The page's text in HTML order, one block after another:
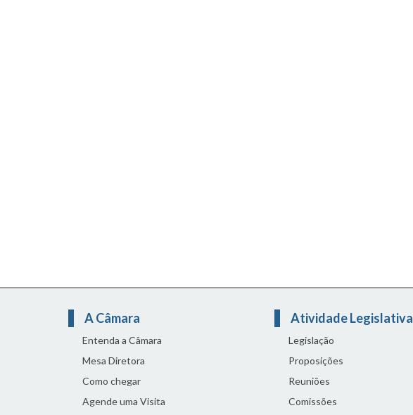
A Câmara
Entenda a Câmara
Mesa Diretora
Como chegar
Agende uma Visita
Atividade Legislativa
Legislação
Proposições
Reuniões
Comissões